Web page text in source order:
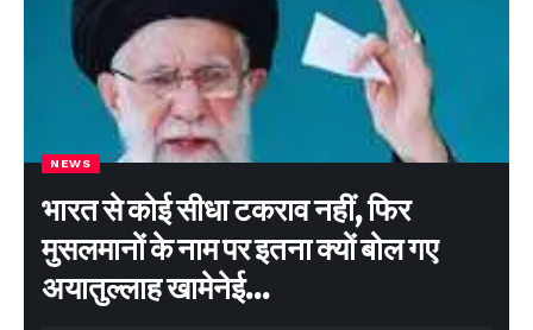
NEWS
भारत से कोई सीधा टकराव नहीं, फिर
मुसलमानों के नाम पर इतना क्यों बोल गए
अयातुल्लाह खामेनेई…